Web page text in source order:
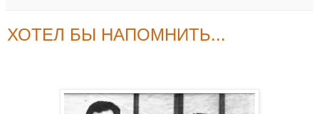
ХОТЕЛ БЫ НАПОМНИТЬ...